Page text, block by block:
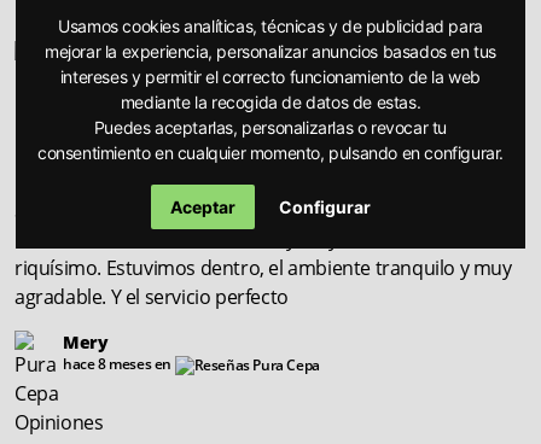
Usamos cookies analíticas, técnicas y de publicidad para
mejorar la experiencia, personalizar anuncios basados en tus
intereses y permitir el correcto funcionamiento de la web
mediante la recogida de datos de estas.
Puedes aceptarlas, personalizarlas o revocar tu
consentimiento en cualquier momento, pulsando en configurar.
Aceptar Configurar
PACO
hace 7 meses en
Se cena muy bien, y relación calidad precio muy buena. Los
riquísimo. Estuvimos dentro, el ambiente tranquilo y muy
agradable. Y el servicio perfecto
Mery
hace 8 meses en